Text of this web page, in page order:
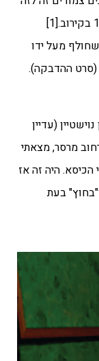
ומצוירים בצללית עדינה של קנבס אחר. ציור ומסגרת-מתיחה – מי בתוך מי? שאלת ה"בפנים" או "בחוץ" לא חדלה להטריד את האמן מאז 1970 בקירוב.[1]
מעל ידו
(סרט ההדבקה).
(עדיין
מרסר, מצאתי
היה זה אז
בעת